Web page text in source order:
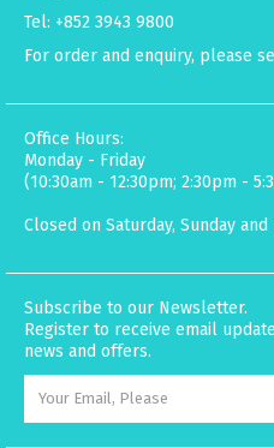
Tel: +852 3943 9800
For order and enquiry, please
Office Hours:
Monday - Friday
(10:30am - 12:30pm; 2:30pm -
Closed on Saturday, Sunday
Subscribe to our Newsletter.
Register to receive email
news and offers.